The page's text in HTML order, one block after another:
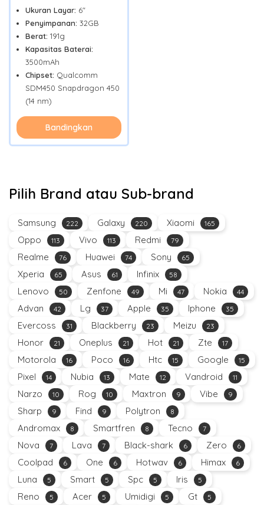
Ukuran Layar: 6"
Penyimpanan: 32GB
Berat: 191g
Kapasitas Baterai:
3500mAh
Chipset: Qualcomm
SDM450 Snapdragon 450
(14 nm)
Bandingkan
Pilih Brand atau Sub-brand
Samsung 222 Galaxy 220 Xiaomi 165
Oppo 113 Vivo 113 Redmi 79
Realme 76 Huawei 74 Sony 65
Xperia 65 Asus 61 Infinix 58
Lenovo 50 Zenfone 49 Mi 47 Nokia 44
Advan 42 Lg 37 Apple 35 Iphone 35
Evercoss 31 Blackberry 23 Meizu 23
Honor 21 Oneplus 21 Hot 21 Zte 17
Motorola 16 Poco 16 Htc 15 Google 15
Pixel 14 Nubia 13 Mate 12 Vandroid 11
Narzo 10 Rog 10 Maxtron 9 Vibe 9
Sharp 9 Find 9 Polytron 8
Andromax 8 Smartfren 8 Tecno 7
Nova 7 Lava 7 Black-shark 6 Zero 6
Coolpad 6 One 6 Hotwav 6 Himax 6
Luna 5 Smart 5 Spc 5 Iris 5
Reno 5 Acer 5 Umidigi 5 Gt 5